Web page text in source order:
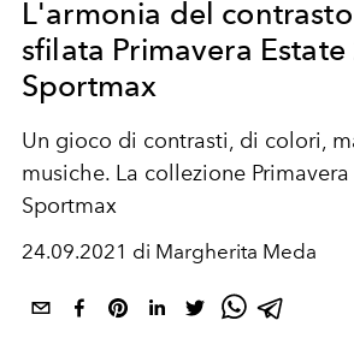
L'armonia del
sfilata Primavera
Sportmax
Un gioco di contrasti, di colori,
musiche. La collezione
Sportmax
24.09.2021 di Margherita Meda